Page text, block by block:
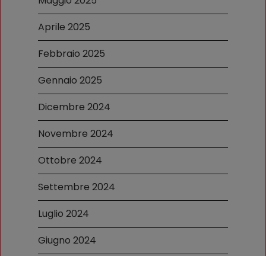
Aprile 2025
Febbraio 2025
Gennaio 2025
Dicembre 2024
Novembre 2024
Ottobre 2024
Settembre 2024
Luglio 2024
Giugno 2024